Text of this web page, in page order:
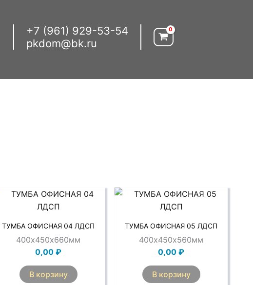
+7 (961) 929-53-54
pkdom@bk.ru
ТУМБА ОФИСНАЯ 04 ЛДСП
400х450х660мм
0,00 ₽
В корзину
ТУМБА ОФИСНАЯ 05 ЛДСП
400х450х560мм
0,00 ₽
В корзину